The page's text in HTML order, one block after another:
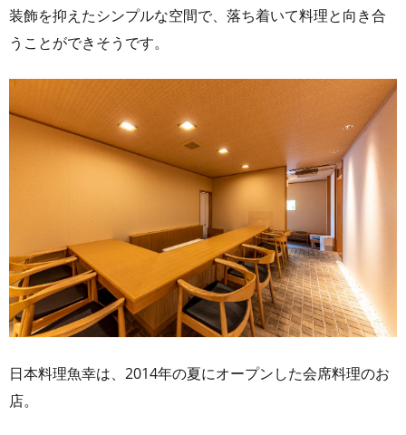
装飾を抑えたシンプルな空間で、落ち着いて料理と向き合
うことができそうです。
日本料理魚幸は、2014年の夏にオープンした会席料理のお
店。